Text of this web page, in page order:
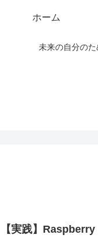
未来の自分のた
ホーム
【実践】